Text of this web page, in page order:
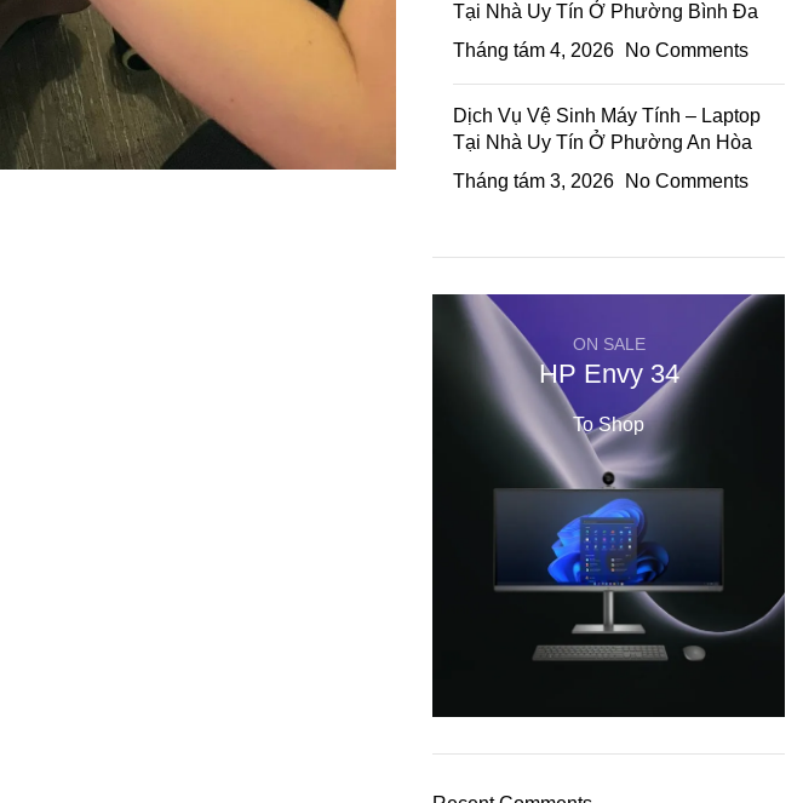
Tại Nhà Uy Tín Ở Phường Bình Đa
Tháng tám 4, 2026
No Comments
Dịch Vụ Vệ Sinh Máy Tính – Laptop
Tại Nhà Uy Tín Ở Phường An Hòa
Tháng tám 3, 2026
No Comments
ON SALE
HP Envy 34
To Shop